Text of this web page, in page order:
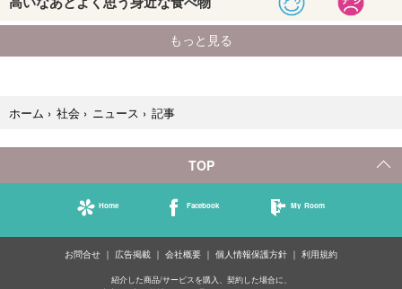
ホーム › 社会 › ニュース › 記事
TOP
Home Facebook My Room
お問合せ 広告掲載 会社概要 個人情報保護方針 利用規約
紹介した商品/サービスを購入、契約した場合に、